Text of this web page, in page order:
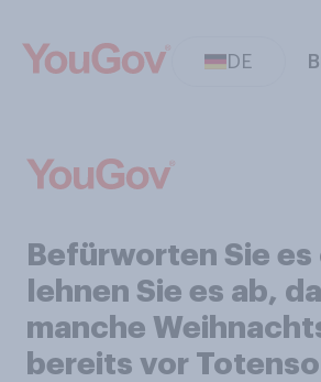
DE
Befürworten Sie es
lehnen Sie es ab,
manche
bereits vor